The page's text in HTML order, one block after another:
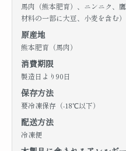
馬肉（熊本肥育）、ニンニク、
材料の一部に大豆、小麦を含む）
原産地
熊本肥育（馬肉）
消費期限
製造日より90日
保存方法
要冷凍保存（-18℃以下）
配送方法
冷凍便